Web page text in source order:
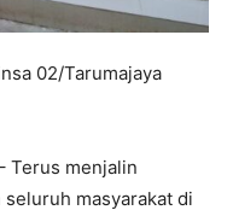
02/Tarumajaya
Terus menjalin
masyarakat di